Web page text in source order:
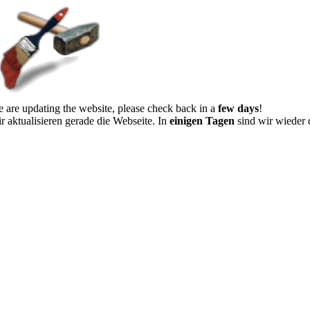
are updating the website, please check back in a few days!
aktualisieren gerade die Webseite. In einigen Tagen sind wir wieder